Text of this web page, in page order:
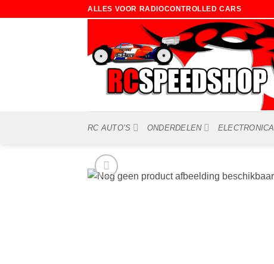
ALLES VOOR RADIOCONTROLLED CARS
RC AUTO’S ONDERDELEN ELECTRONICA